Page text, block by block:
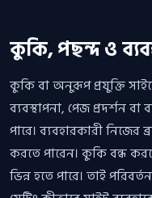
কুকি, পছন্দ ও
কুকি বা অনুরূপ প্রযুক্তি
ব্যবস্থাপনা, পেজ প্রদর্শন
পারে। ব্যবহারকারী নিজের
করতে পারেন। কুকি বন্ধ
ভিন্ন হতে পারে। তাই